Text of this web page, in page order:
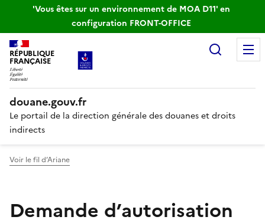
'Vous êtes sur un environnement de MOA D11' en
configuration FRONT-OFFICE
RÉPUBLIQUE
FRANÇAISE
douane.gouv.fr
Le portail de la direction générale des douanes et droits
indirects
Voir le fil d’Ariane
Demande d’autorisation